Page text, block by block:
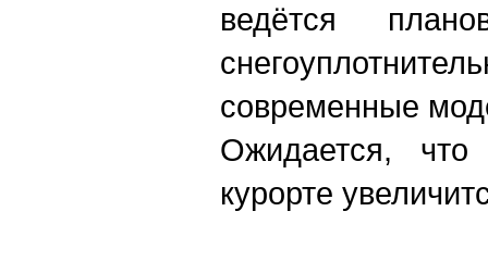
ведётся
современные
Ожидается,
курорте